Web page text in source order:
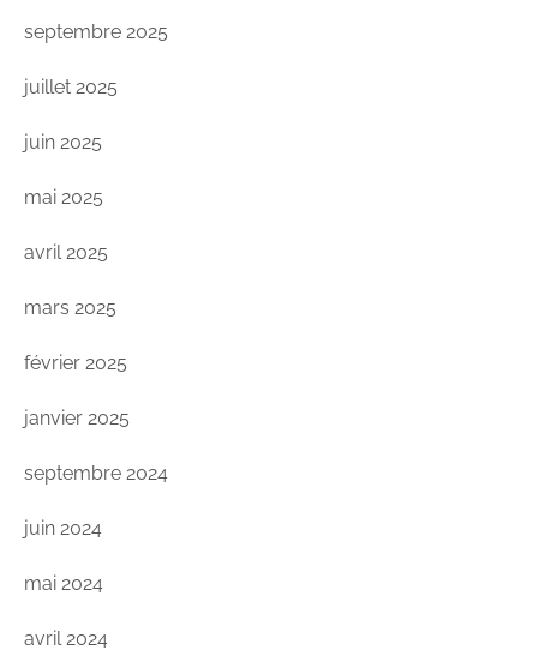
septembre 2025
juillet 2025
juin 2025
mai 2025
avril 2025
mars 2025
février 2025
janvier 2025
septembre 2024
juin 2024
mai 2024
avril 2024